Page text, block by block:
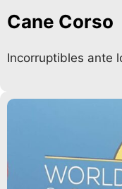
Cane Corso
Incorruptibles ante